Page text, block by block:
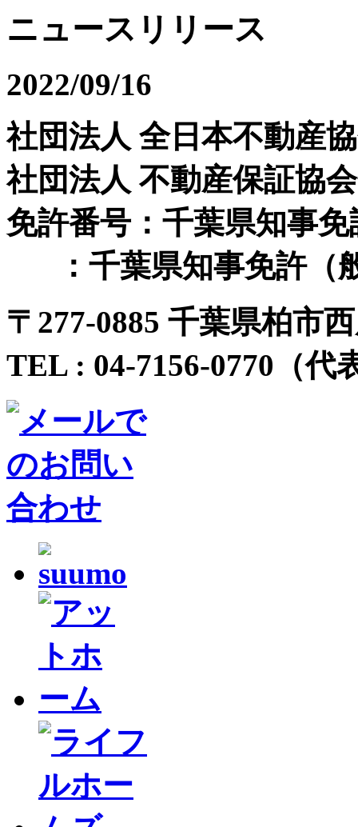
ニュースリリース
2022/09/16
社団法人 全日本不動産
社団法人 不動産保証協
免許番号：千葉県知事免
：千葉県知事免許（
〒 277-0885 千葉県柏市
TEL : 04-7156-0770 （